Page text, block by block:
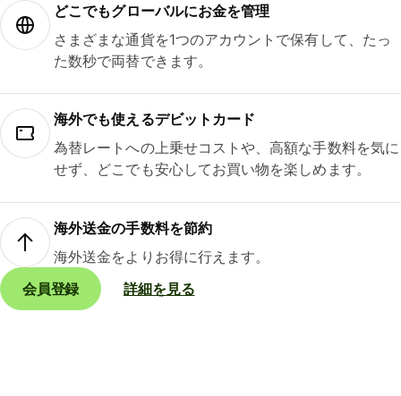
どこでもグ⁠ロ⁠ー⁠バ⁠ルにお金を管理
さまざまな通貨を1つのアカウントで保有して、たっ
た数秒で両替できます。
海外でも使えるデビットカード
為替レートへの上乗せコストや、高額な手数料を気に
せず、どこでも安心してお買い物を楽しめます。
海外送金の手数料を節約
海外送金をよりお得に行えます。
会員登録
詳細を見る